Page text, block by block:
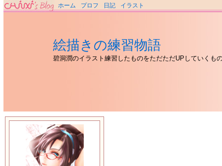
ホーム プロフ 日記 イラスト
絵描きの練習物語
碧洞潤のイラスト練習したものをただただUPしていくも